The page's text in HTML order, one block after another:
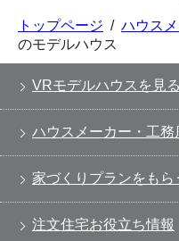
トップページ / ハウス
のモデルハウス
VRモデルハウスを見る
ハウスメーカー・工務
家づくりプランをもら
注文住宅お役立ち情報